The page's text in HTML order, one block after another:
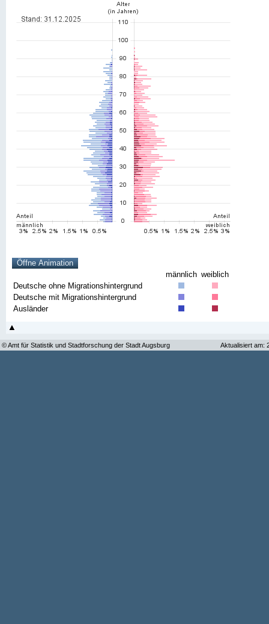
männlich weiblich
Deutsche ohne Migrationshintergrund
Deutsche mit Migrationshintergrund
Ausländer
© Amt für Statistik und Stadtforschung der Stadt Augsburg Aktualisiert am: